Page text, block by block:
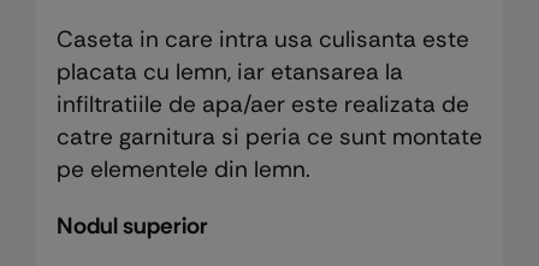
Caseta in care intra usa culisanta este
placata cu lemn, iar etansarea la
infiltratiile de apa/aer este realizata de
catre garnitura si peria ce sunt montate
pe elementele din lemn.
Nodul superior